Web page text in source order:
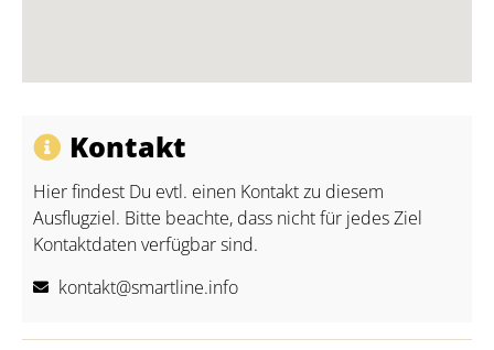
Kontakt
Hier findest Du evtl. einen Kontakt zu diesem
Ausflugziel. Bitte beachte, dass nicht für jedes Ziel
Kontaktdaten verfügbar sind.
kontakt@smartline.info